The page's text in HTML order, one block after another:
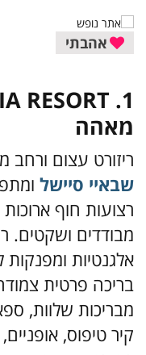
אהבתי
מאהה
ריזורט עצום ורחב
שבאיי סיישל
רצועות חוף
מבודדים ושקטים.
אלגנטיות ומפנקות
בריכה פרטית
מבריכות שלוות,
קיר טיפוס,